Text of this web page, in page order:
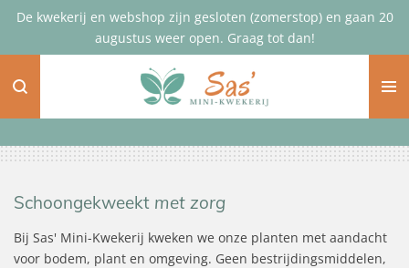
Ga
de
De kwekerij en webshop zijn gesloten (zomerstop) en gaan 20
augustus weer open. Graag tot dan!
Schoongekweekt met zorg
Bij Sas' Mini-Kwekerij kweken we onze planten met aandacht
voor bodem, plant en omgeving. Geen bestrijdingsmiddelen,